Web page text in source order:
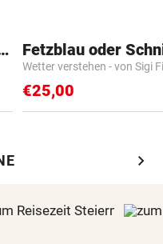
Talent Fetzblau oder
Wetter verstehen - von Sigi
€25,00
chevron_right